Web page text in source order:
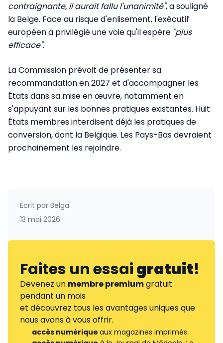
contraignante, il aurait fallu l'unanimité", a souligné
la Belge. Face au risque d'enlisement, l'exécutif
européen a privilégié une voie qu'il espère "plus
efficace".
La Commission prévoit de présenter sa
recommandation en 2027 et d'accompagner les
États dans sa mise en œuvre, notamment en
s'appuyant sur les bonnes pratiques existantes. Huit
États membres interdisent déjà les pratiques de
conversion, dont la Belgique. Les Pays-Bas devraient
prochainement les rejoindre.
Écrit par Belga
13 mai 2026
Faites un essaigratuit!
Devenez un membre premiumgratuit
pendant un mois
et découvrez tous les avantages uniques que
nous avons à vous offrir.
accès numérique aux magazines imprimés